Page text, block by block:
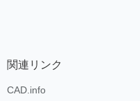
関連リンク
CAD.info